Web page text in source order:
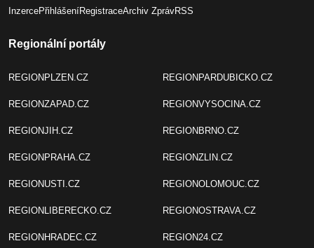
InzercePřihlášeníRegistraceArchiv ZprávRSS
Regionální portály
REGIONPLZEN.CZ
REGIONZAPAD.CZ
REGIONJIH.CZ
REGIONPRAHA.CZ
REGIONUSTI.CZ
REGIONLIBERECKO.CZ
REGIONHRADEC.CZ
REGIONPARDUBICKO.CZ
REGIONVYSOCINA.CZ
REGIONBRNO.CZ
REGIONZLIN.CZ
REGIONOLOMOUC.CZ
REGIONOSTRAVA.CZ
REGION24.CZ